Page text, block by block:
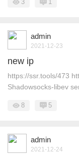
3 1
admin
2021-12-23
new ip
https://ssr.tools/473
Shadowsocks-libev
8 5
admin
2021-12-24